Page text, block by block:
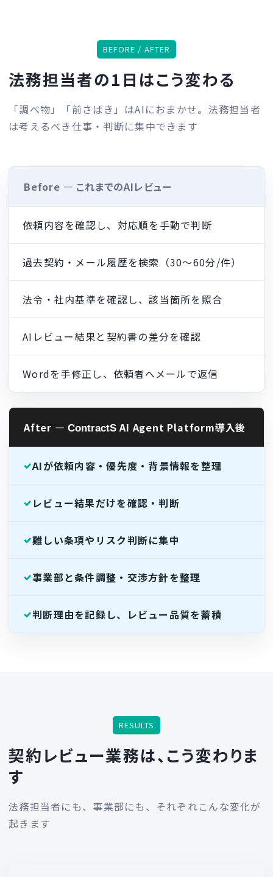
BEFORE / AFTER
法務担当者の1日はこう変わる
「調べ物」「前さばき」はAIにおまかせ。法務担当者
は考えるべき仕事・判断に集中できます
Before ― これまでのAIレビュー
依頼内容を確認し、対応順を手動で判断
過去契約・メール履歴を検索（30〜60分/件）
法令・社内基準を確認し、該当箇所を照合
AIレビュー結果と契約書の差分を確認
Wordを手修正し、依頼者へメールで返信
After ―ContractS AI Agent Platform導入後
AIが依頼内容・優先度・背景情報を整理
レビュー結果だけを確認・判断
難しい条項やリスク判断に集中
事業部と条件調整・交渉方針を整理
判断理由を記録し、レビュー品質を蓄積
RESULTS
契約レビュー業務は、こう変わりま
す
法務担当者にも、事業部にも、それぞれこんな変化が
起きます